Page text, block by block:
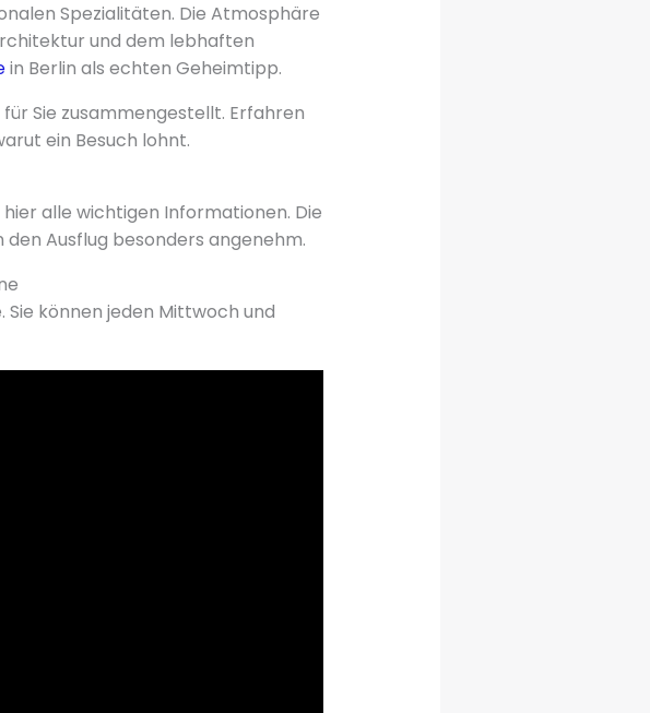
Spezialitäten. Die Atmosphäre
und dem lebhaften
in Berlin als echten Geheimtipp.
Sie zusammengestellt. Erfahren
ein Besuch lohnt.
alle wichtigen Informationen. Die
Ausflug besonders angenehm.
können jeden Mittwoch und